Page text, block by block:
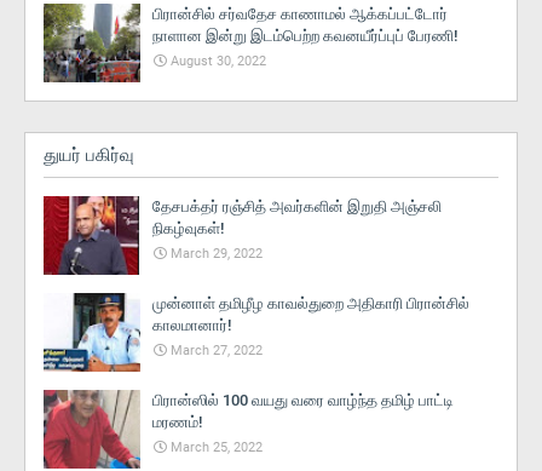
பிரான்சில் சர்வதேச காணாமல் ஆக்கப்பட்டோர்
நாளான இன்று இடம்பெற்ற கவனயீர்ப்புப் பேரணி!
August 30, 2022
துயர் பகிர்வு
தேசபக்தர் ரஞ்சித் அவர்களின் இறுதி அஞ்சலி
நிகழ்வுகள்!
March 29, 2022
முன்னாள் தமிழீழ காவல்துறை அதிகாரி பிரான்சில்
காலமானார்!
March 27, 2022
பிரான்ஸில் 100 வயது வரை வாழ்ந்த தமிழ் பாட்டி
மரணம்!
March 25, 2022